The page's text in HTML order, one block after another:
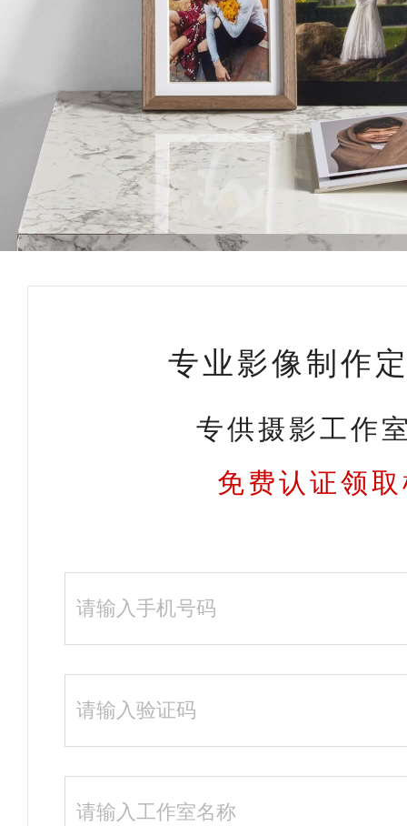
专业影像制作
专供摄影工作
免费认证领